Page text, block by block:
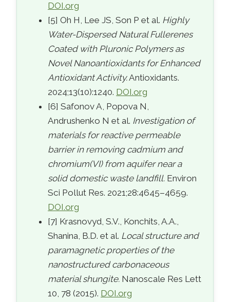
DOI.org
[5] Oh H, Lee JS, Son P et al. Highly
Water-Dispersed Natural Fullerenes
Coated with Pluronic Polymers as
Novel Nanoantioxidants for Enhanced
Antioxidant Activity.Antioxidants.
2024;13(10):1240. DOI.org
[6] Safonov A, Popova N,
Andrushenko N et al. Investigation of
materials for reactive permeable
barrier in removing cadmium and
chromium(VI) from aquifer near a
solid domestic waste landfill. Environ
Sci Pollut Res. 2021;28:4645–4659.
DOI.org
[7] Krasnovyd, S.V., Konchits, A.A.,
Shanina, B.D. et al. Local structure and
paramagnetic properties of the
nanostructured carbonaceous
material shungite. Nanoscale Res Lett
10, 78 (2015). DOI.org